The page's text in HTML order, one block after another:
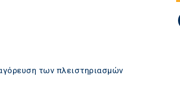
των πλειστηριασμών